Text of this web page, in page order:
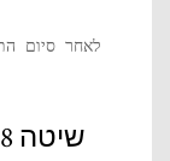
לאחר סיום